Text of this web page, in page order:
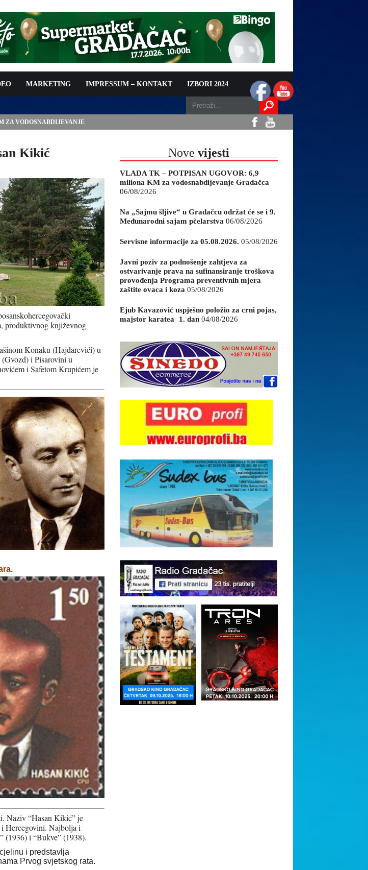
MARKETING IMPRESSUM – KONTAKT IZBORI 2024
ZA VODOSNABDIJEVANJE
Kikić
produktivnog književnog
Konaku (Hajdarevići) u
i Pisarovini u
i Safetom Krupićem je
Naziv “Hasan Kikić” je
Hercegovini. Najbolja i
(1936) i “Bukve” (1938).
i predstavlja
Prvog svjetskog rata.
Nove vijesti
VLADA TK – POTPISAN UGOVOR: 6,9
miliona KM za vodosnabdijevanje Gradačca
06/08/2026
Na „Sajmu šljive“ u Gradačcu održat će se i 9.
Međunarodni sajam pčelarstva 06/08/2026
Servisne informacije za 05.08.2026. 05/08/2026
Javni poziv za podnošenje zahtjeva za
ostvarivanje prava na sufinansiranje troškova
provođenja Programa preventivnih mjera
zaštite ovaca i koza 05/08/2026
Ejub Kavazović uspješno položio za crni pojas,
majstor karatea 1. dan 04/08/2026